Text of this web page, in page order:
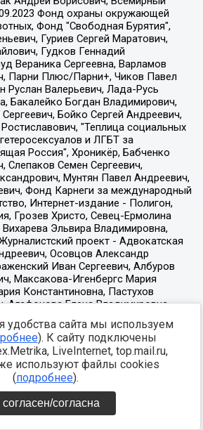
сайта мы используем
). К сайту подключены
LiveInternet, top.mail.ru,
используют файлы cookies
(подробнее).
согласна